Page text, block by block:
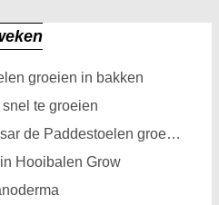
groeien in bakken
te groeien
Hoe maak je van Caesar de Paddestoelen groeien
Hooibalen Grow